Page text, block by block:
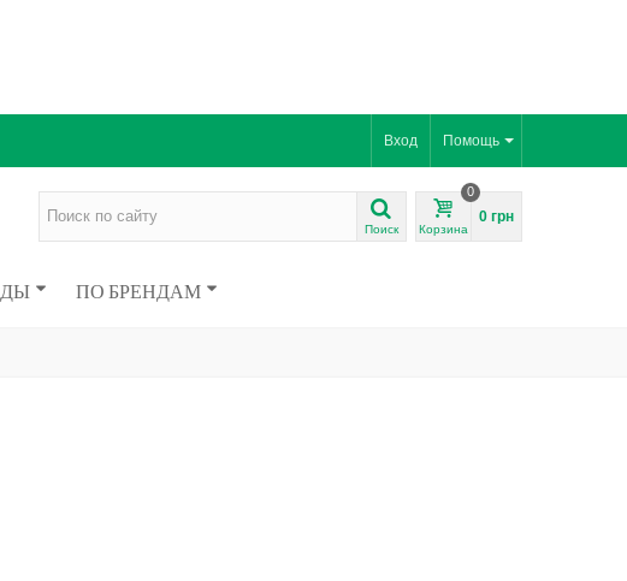
Помощь
Вход
Поиск Корзина
0
0 грн
ПО БРЕНДАМ